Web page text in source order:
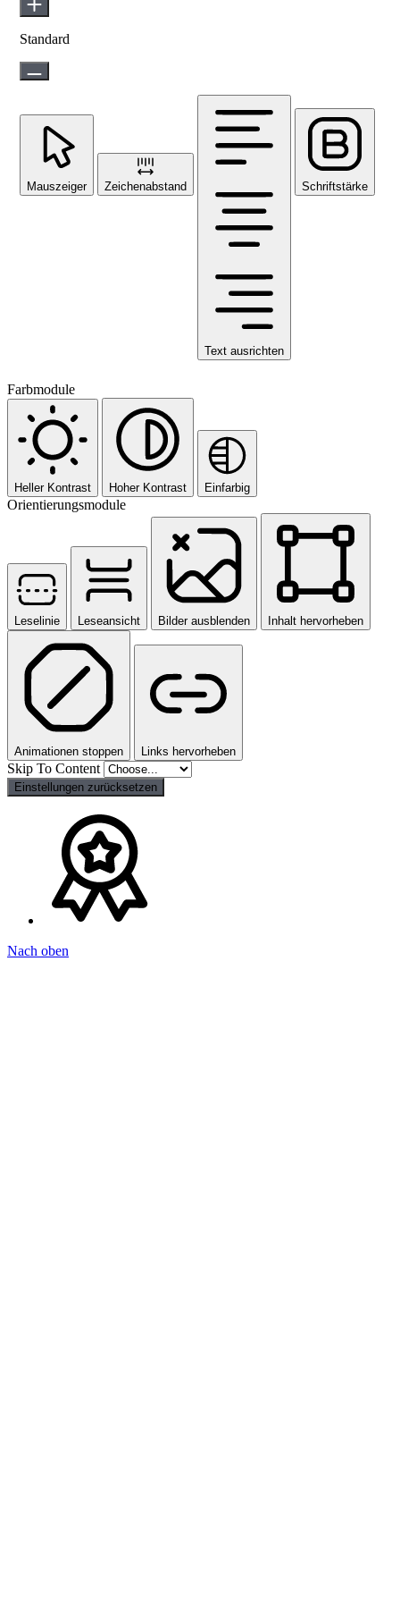
Standard
Mauszeiger Zeichenabstand
Text ausrichten
Schriftstärke
Farbmodule
Heller Kontrast Hoher Kontrast Einfarbig
Orientierungsmodule
Leselinie Leseansicht Bilder ausblenden Inhalt hervorheben
Animationen stoppen Links hervorheben
Skip To Content
Einstellungen zurücksetzen
Nach oben